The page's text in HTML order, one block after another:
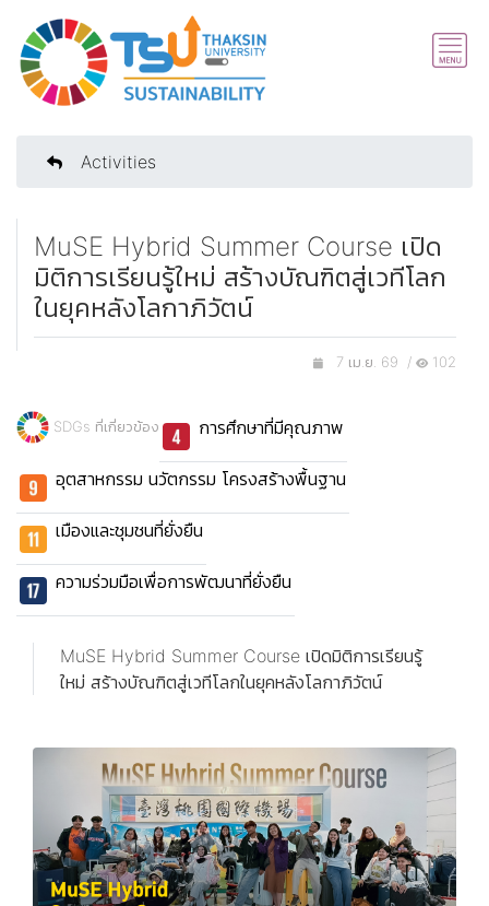
Activities
MuSE Hybrid Summer Course เปิด
มิติการเรียนรู้ใหม่ สร้างบัณฑิตสู่เวทีโลก
ในยุคหลังโลกาภิวัตน์
7 เม.ย. 69 / 102
SDGs ที่เกี่ยวข้อง การศึกษาที่มีคุณภาพ
อุตสาหกรรม นวัตกรรม โครงสร้างพื้นฐาน
เมืองและชุมชนที่ยั่งยืน
ความร่วมมือเพื่อการพัฒนาที่ยั่งยืน
MuSE Hybrid Summer Course เปิดมิติการเรียนรู้
ใหม่ สร้างบัณฑิตสู่เวทีโลกในยุคหลังโลกาภิวัตน์